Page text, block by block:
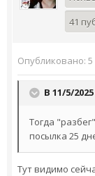
41
Опубликовано: 5
В 11/5/
Тогда
посылка 25
Тут видимо